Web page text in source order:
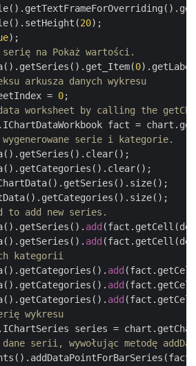
20);
na Pokaż wartości.
0
arkusza danych wykresu
= 0
worksheet by calling the
serie i kategorie.
to add new series.
add
add
kategorii
add
add
add
wykresu
series =
serii, wywołując metodę